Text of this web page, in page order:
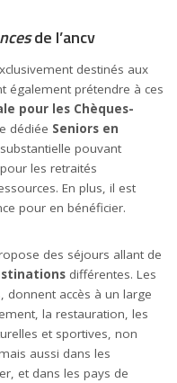
de l’ancv
destinés aux
également prétendre à ces
pour les Chèques-
dédiée Seniors en
pouvant
les retraités
En plus, il est
pour en bénéficier.
des séjours allant de
différentes. Les
donnent accès à un large
la restauration, les
et sportives, non
aussi dans les
et dans les pays de